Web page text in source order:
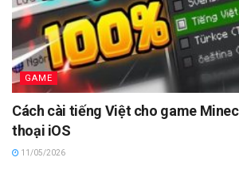
GAME
Cách cài tiếng Việt cho game
thoại iOS
11/05/2026